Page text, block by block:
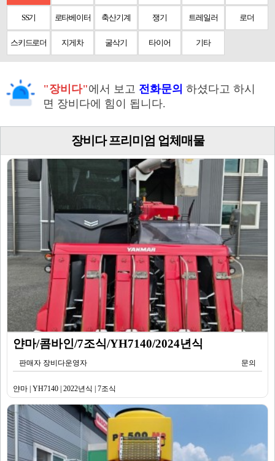
SS기 로타베이터 축산기계 쟁기 트레일러 로더
스키드로더 지게차 굴삭기 타이어 기타
"장비다"에서 보고 전화문의 하셨다고 하시
면 장비다에 힘이 됩니다.
장비다 프리미엄 업체매물
얀마/콤바인/7조식/YH7140/2024년식
판매자 장비다운영자 문의
얀마 | YH7140 | 2022년식 | 7조식